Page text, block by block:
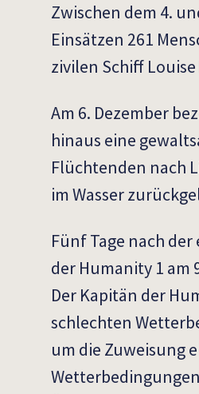
Zwischen dem 4.
Einsätzen 261
zivilen Schiff
Am 6. Dezember
hinaus eine
Flüchtenden nach
im Wasser
Fünf Tage nach
der Humanity 1 am
Der Kapitän der
schlechten
um die Zuweisung